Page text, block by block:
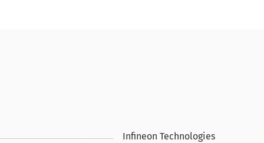
Infineon Technologies